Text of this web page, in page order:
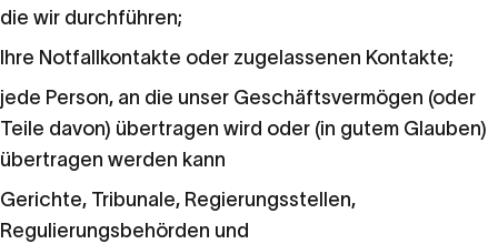
die wir durchführen;
Ihre Notfallkontakte oder zugelassenen Kontakte;
jede Person, an die unser Geschäftsvermögen (oder
Teile davon) übertragen wird oder (in gutem Glauben)
übertragen werden kann
Gerichte, Tribunale, Regierungsstellen,
Regulierungsbehörden und